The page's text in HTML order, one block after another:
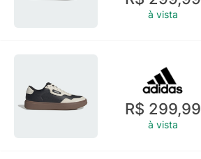
à vista
R$ 299,99
à vista